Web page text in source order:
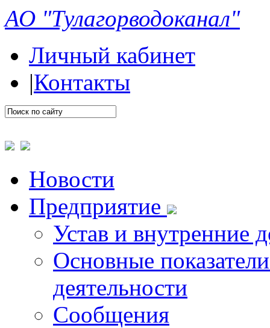
АО "Тулагорводоканал"
Личный кабинет
|Контакты
Новости
Предприятие
Устав и внутренние
Основные
деятельности
Сообщения